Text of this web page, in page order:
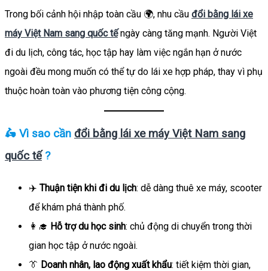
Trong bối cảnh hội nhập toàn cầu 🌍, nhu cầu đổi bằng lái xe
máy Việt Nam sang quốc tếngày càng tăng mạnh. Người Việt
đi du lịch, công tác, học tập hay làm việc ngắn hạn ở nước
ngoài đều mong muốn có thể tự do lái xe hợp pháp, thay vì phụ
thuộc hoàn toàn vào phương tiện công cộng.
🛵 Vì sao cần đổi bằng lái xe máy Việt Nam sang
quốc tế?
✈️ Thuận tiện khi đi du lịch: dễ dàng thuê xe máy, scooter
để khám phá thành phố.
👩‍🎓 Hỗ trợ du học sinh: chủ động di chuyển trong thời
gian học tập ở nước ngoài.
👔 Doanh nhân, lao động xuất khẩu: tiết kiệm thời gian,